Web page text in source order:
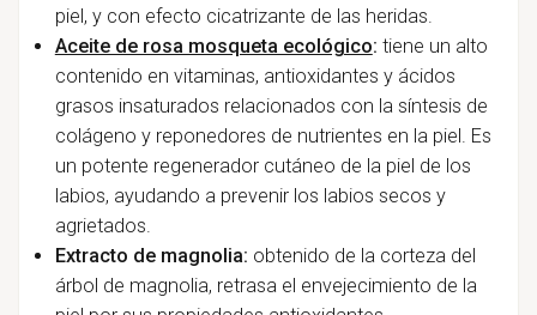
piel, y con efecto cicatrizante de las heridas.
Aceite de rosa mosqueta ecológico: tiene un alto
contenido en vitaminas, antioxidantes y ácidos
grasos insaturados relacionados con la síntesis de
colágeno y reponedores de nutrientes en la piel. Es
un potente regenerador cutáneo de la piel de los
labios, ayudando a prevenir los labios secos y
agrietados.
Extracto de magnolia: obtenido de la corteza del
árbol de magnolia, retrasa el envejecimiento de la